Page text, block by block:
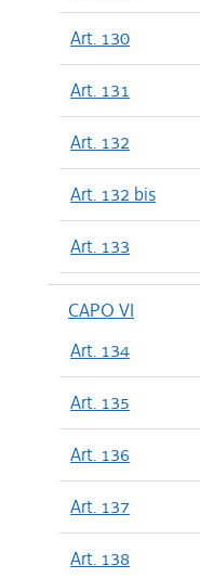
Art. 130
Art. 131
Art. 132
Art. 132 bis
Art. 133
CAPO VI
Art. 134
Art. 135
Art. 136
Art. 137
Art. 138